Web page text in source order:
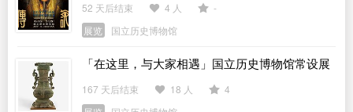
52 天后结束 4 人
-
展览
国立历史博物馆
「在这里，与大家相遇」国立历史博物馆常设展
167 天后结束 18 人
4